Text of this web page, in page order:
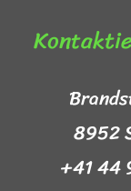
8952
+41 44